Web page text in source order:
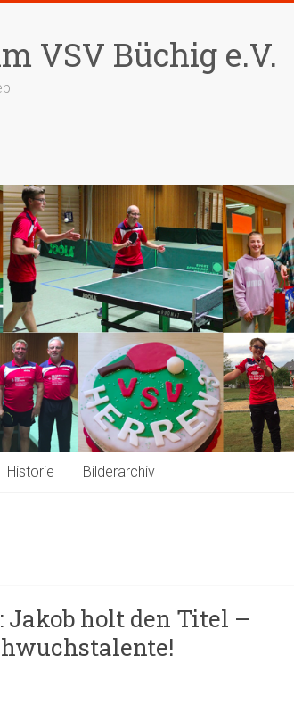
VSV Büchig e.V.
Historie Bilderarchiv
holt den Titel –